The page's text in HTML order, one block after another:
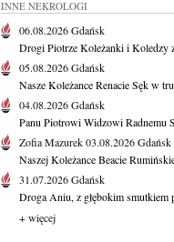
INNE NEKROLOGI
06.08.2026Gdańsk
Drogi Piotrze Koleżanki i Koledzy
05.08.2026Gdańsk
Nasze Koleżance Renacie Sęk w
04.08.2026Gdańsk
Panu Piotrowi Widzowi Radnemu
Zofia Mazurek03.08.2026Gdańsk
Naszej Koleżance Beacie
31.07.2026Gdańsk
Droga Aniu, z głębokim smutkiem
+ więcej